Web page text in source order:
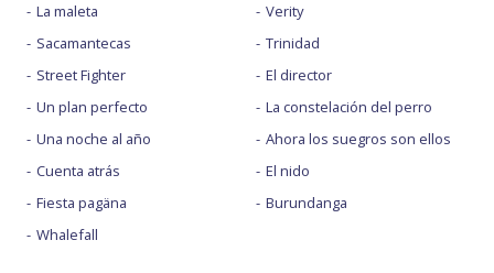
La maleta
Sacamantecas
Street Fighter
Un plan perfecto
Una noche al año
Cuenta atrás
Fiesta pagäna
Whalefall
Verity
Trinidad
El director
La constelación del perro
Ahora los suegros son ellos
El nido
Burundanga